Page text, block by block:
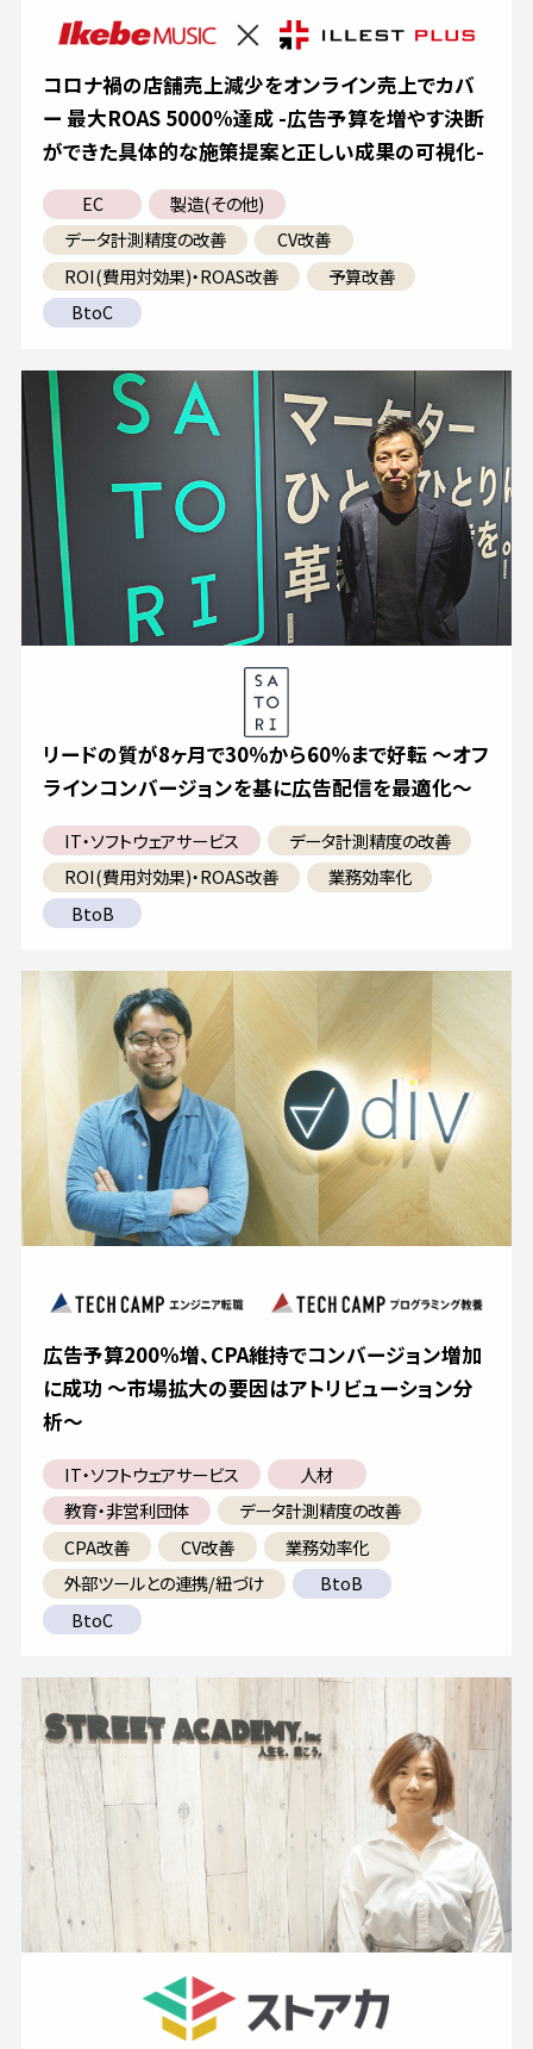
コロナ禍の店舗売上減少をオンライン売上でカバ
ー 最大ROAS 5000%達成 -広告予算を増やす決断
ができた具体的な施策提案と正しい成果の可視化-
EC
製造(その他)
データ計測精度の改善
CV改善
ROI(費用対効果)・ROAS改善
予算改善
BtoC
リードの質が8ヶ月で30％から60％まで好転 ～オフ
ラインコンバージョンを基に広告配信を最適化～
IT・ソフトウェアサービス
データ計測精度の改善
ROI(費用対効果)・ROAS改善
業務効率化
BtoB
広告予算200％増、CPA維持でコンバージョン増加
に成功 ～市場拡大の要因はアトリビューション分
析～
IT・ソフトウェアサービス
人材
教育・非営利団体
データ計測精度の改善
CPA改善
CV改善
業務効率化
外部ツールとの連携/紐づけ
BtoB
BtoC